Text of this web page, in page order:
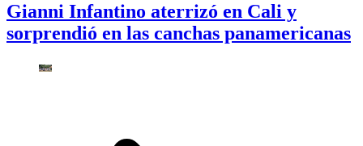
Gianni Infantino aterrizó en Cali y
sorprendió en las canchas panamericanas